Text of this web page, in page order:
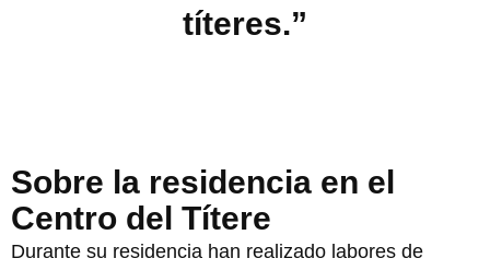
títeres.”
Sobre la residencia en el
Centro del Títere
Durante su residencia han realizado labores de